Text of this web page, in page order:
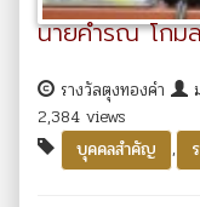
นายคำรณ โกม
รางวัลตุงทองคำ
2,384 views
บุคคลสำคัญ
,